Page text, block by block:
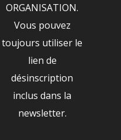
ORGANISATION.
Vous pouvez
toujours utiliser le
lien de
désinscription
inclus dans la
newsletter.